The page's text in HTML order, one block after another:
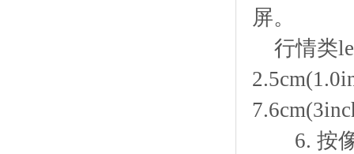
屏。
行情类
6. 按像